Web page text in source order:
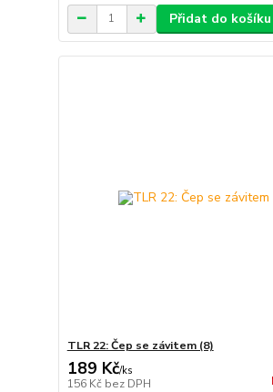
Přidat do košíku
TLR 22: Čep se závitem (8)
189 Kč/ks
156 Kč bez DPH